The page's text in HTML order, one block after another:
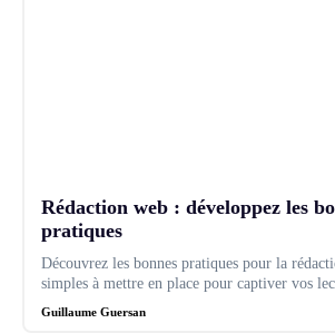
Rédaction web : développez les
pratiques
Découvrez les bonnes pratiques pour la
simples à mettre en place pour captiver vos
Guillaume Guersan